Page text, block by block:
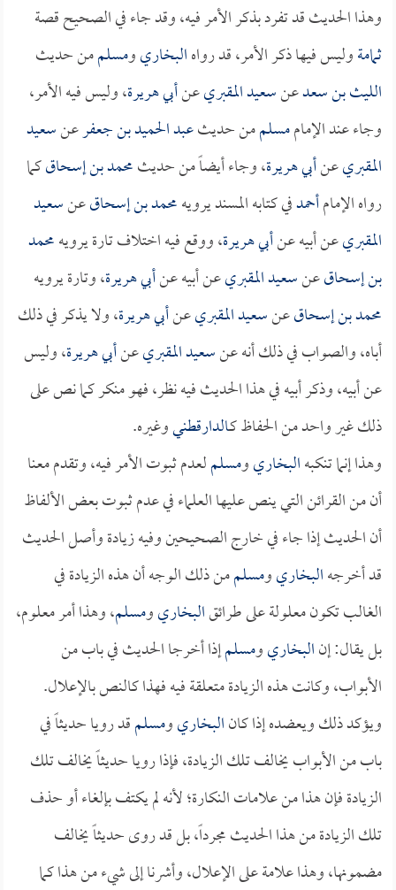
وهذا الحديث قد تفرد بذكر الأمر فيه، وقد جاء في الصحيح قصة
ثمامةوليس فيها ذكر الأمر، قد رواهالبخاريومسلممن حديث
الليث بن سعدعنسعيد المقبريعنأبي هريرة، وليس فيه الأمر،
وجاء عند الإماممسلممن حديثعبد الحميد بن جعفرعنسعيد
المقبريعنأبي هريرة، وجاء أيضاً من حديثمحمد بن إسحاقكما
رواه الإمامأحمدفي كتابه المسند يرويهمحمد بن إسحاقعنسعيد
المقبريعن أبيه عنأبي هريرة، ووقع فيه اختلاف تارة يرويهمحمد
بن إسحاقعنسعيد المقبريعن أبيه عنأبي هريرة، وتارة يرويه
محمد بن إسحاقعنسعيد المقبريعنأبي هريرة، ولا يذكر في ذلك
أباه، والصواب في ذلك أنه عنسعيد المقبريعنأبي هريرة، وليس
عن أبيه، وذكر أبيه في هذا الحديث فيه نظر، فهو منكر كما نص على
ذلك غير واحد من الحفاظ كـالدارقطنيوغيره.
وهذا إنما تنكبهالبخاريومسلملعدم ثبوت الأمر فيه، وتقدم معنا
أن من القرائن التي ينص عليها العلماء في عدم ثبوت بعض الألفاظ
أن الحديث إذا جاء في خارج الصحيحين وفيه زيادة وأصل الحديث
قد أخرجهالبخاريومسلممن ذلك الوجه أن هذه الزيادة في
الغالب تكون معلولة على طرائقالبخاريومسلم، وهذا أمر معلوم،
بل يقال: إنالبخاريومسلمإذا أخرجا الحديث في باب من
الأبواب، وكانت هذه الزيادة متعلقة فيه فهذا كالنص بالإعلال.
ويؤكد ذلك ويعضده إذا كانالبخاريومسلمقد رويا حديثاً في
باب من الأبواب يخالف تلك الزيادة، فإذا رويا حديثاً يخالف تلك
الزيادة فإن هذا من علامات النكارة؛ لأنه لم يكتف بإلغاء أو حذف
تلك الزيادة من هذا الحديث مجرداً، بل قد روى حديثاً يخالف
مضمونها، وهذا علامة على الإعلال، وأشرنا إلى شيء من هذا كما